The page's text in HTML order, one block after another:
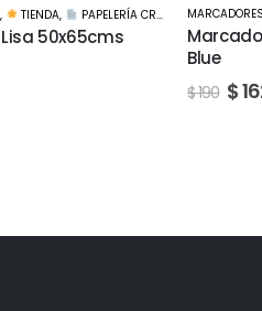
, PAPELERÍA CREATIVA
B00 Frost
MARCADORES
Egg Blue
$190 $